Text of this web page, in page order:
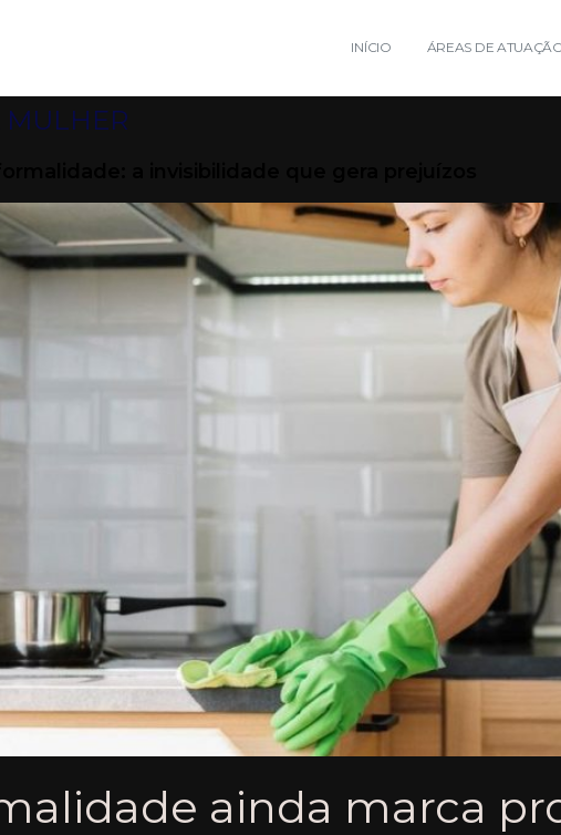
INÍCIO ÁREAS DE
MULHER
ainda marca